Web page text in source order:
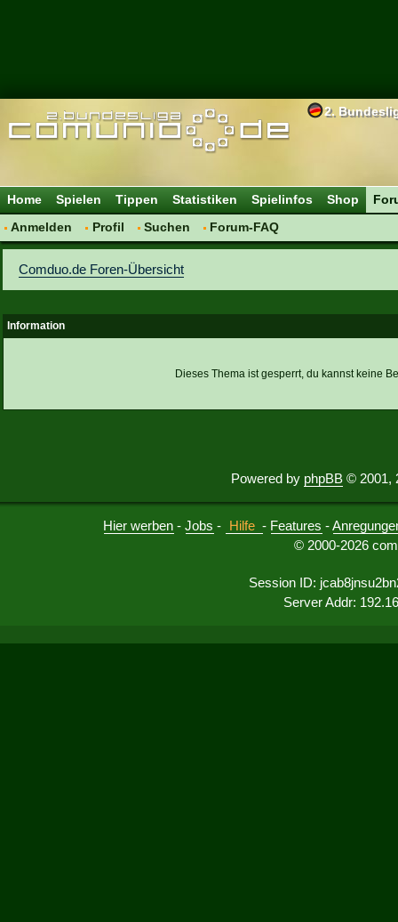
2.
Home Spielen Tippen Statistiken Spielinfos Shop
Anmelden
Profil Suchen Forum-FAQ
Comduo.de Foren-Übersicht
Information
Dieses Thema ist gesperrt, du kannst keine
Powered by phpBB © 2001,
Hier werben -Jobs - Hilfe - Features -
© 2000-2026
Session ID:
Server Addr: